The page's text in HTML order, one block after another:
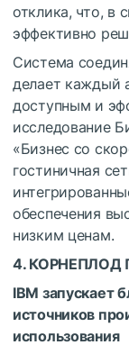
отклика, что, в
эффективно
Система
делает каждый
доступным и
исследование
«Бизнес со
гостиничная
обеспечения
низким ценам.
4. КОРНЕПЛОД
IBM запускает
источников
использования